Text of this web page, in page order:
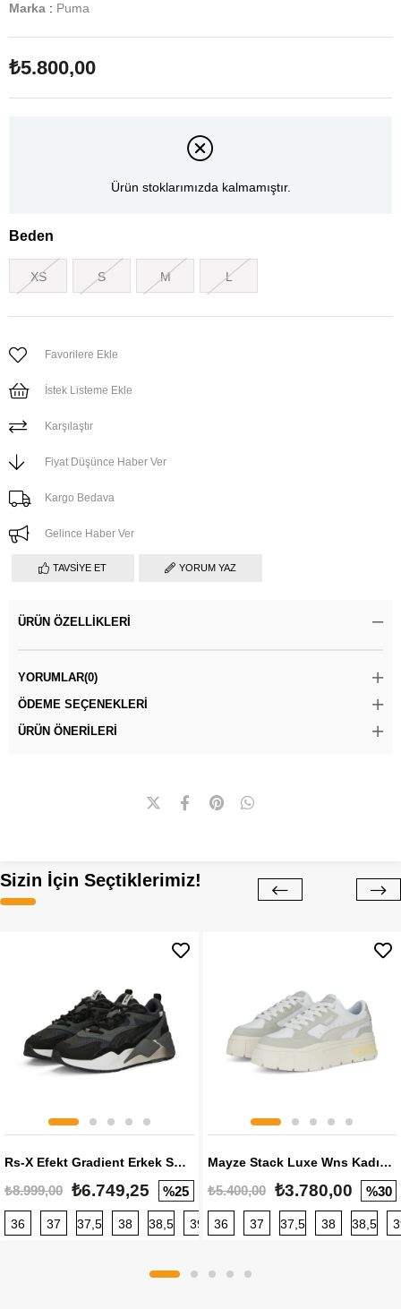
Marka : Puma
₺5.800,00
Ürün stoklarımızda kalmamıştır.
Beden
XS S M L
Favorilere Ekle
İstek Listeme Ekle
Karşılaştır
Fiyat Düşünce Haber Ver
Kargo Bedava
Gelince Haber Ver
TAVSIYE ET YORUM YAZ
ÜRÜN ÖZELLIKLERI
YORUMLAR(0)
ÖDEME SEÇENEKLERI
ÜRÜN ÖNERILERI
Sizin İçin Seçtiklerimiz!
Rs-X Efekt Gradient Erkek Sneaker
₺8.999,00 ₺6.749,25 %25
36 37 37,5 38 38,5 39 40 40,5 41 42 42,5
Mayze Stack Luxe Wns Kadın Sneaker
₺5.400,00 ₺3.780,00 %30
36 37 37,5 38 38,5